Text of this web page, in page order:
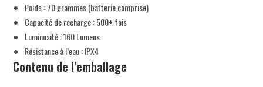
Poids : 70 grammes (batterie comprise)
Capacité de recharge : 500+ fois
Luminosité : 160 Lumens
Résistance à l’eau : IPX4
Contenu de l’emballage